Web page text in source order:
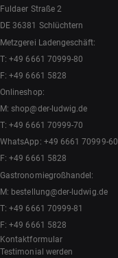
Fuldaer Straße 2
DE 36381 Schlüchtern
Metzgerei Ladengeschäft:
T:+49 6661 70999-80
F: +49 6661 5828
Onlineshop:
M:shop@der-ludwig.de
T:+49 6661 70999-70
WhatsApp: +49 6661 70999-60
F: +49 6661 5828
Gastronomiegroßhandel:
M: bestellung@der-ludwig.de
T:+49 6661 70999-81
F: +49 6661 5828
Kontaktformular
Testimonial werden